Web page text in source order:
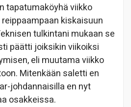
tapatumaköyhä viikko
kiskaisuun
tulkintani mukaan se
päätti joiksikin viikoiksi
eli muutama viikko
Mitenkään saletti en
johdannaisilla en nyt
osakkeissa.